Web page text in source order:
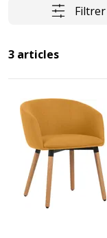
Filtrer
3 articles